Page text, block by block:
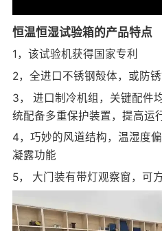
恒温恒湿试验箱的产品特点
1，该试验机获得国家专利
2，全进口不锈钢殻体，或防
3， 进口制冷机组，关键配件
统配备多重保护装置，提高运
4，巧妙的风道结构，温湿度
凝露功能
5， 大门装有带灯观察窗，可